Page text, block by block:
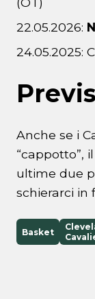
22.05.2026:
24.05.2025:
Anche se i
“cappotto”,
ultime due
schierarci in
Basket